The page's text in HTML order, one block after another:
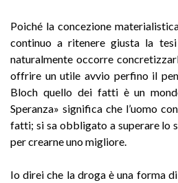
Poiché la concezione
continuo a ritenere giusta la
naturalmente occorre
offrire un utile avvio perfino il
Bloch quello dei fatti è un
Speranza» significa che l’uomo
fatti; si sa obbligato a superare lo
per crearne uno migliore.
Io direi che la droga è una forma